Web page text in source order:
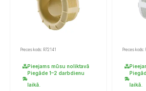
Preces kods: R72141
Pieejams mūsu noliktavā
Piegāde 1–2 darbdienu
laikā.
Preces kods:
laikā.